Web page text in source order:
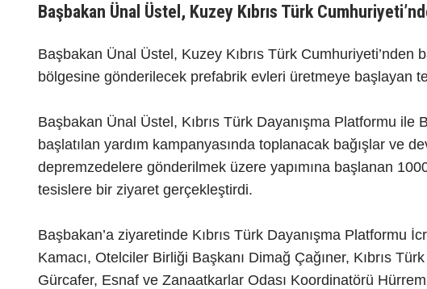
Başbakan Ünal Üstel, Kuzey Kıbrıs Türk
Başbakan Ünal Üstel, Kuzey Kıbrıs Türk Cumhuriyeti’nden
bölgesine gönderilecek prefabrik evleri üretmeye başlayan
Başbakan Ünal Üstel, Kıbrıs Türk Dayanışma Platformu ile
başlatılan yardım kampanyasında toplanacak bağışlar ve
depremzedelere gönderilmek üzere yapımına başlanan
tesislere bir ziyaret gerçekleştirdi.
Başbakan’a ziyaretinde Kıbrıs Türk Dayanışma Platformu
Kamacı, Otelciler Birliği Başkanı Dimağ Çağıner, Kıbrıs
Gürcafer, Esnaf ve Zanaatkarlar Odası Koordinatörü